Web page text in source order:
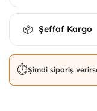
📦 Şeffaf Kargo
⏱️Şimdi sipariş